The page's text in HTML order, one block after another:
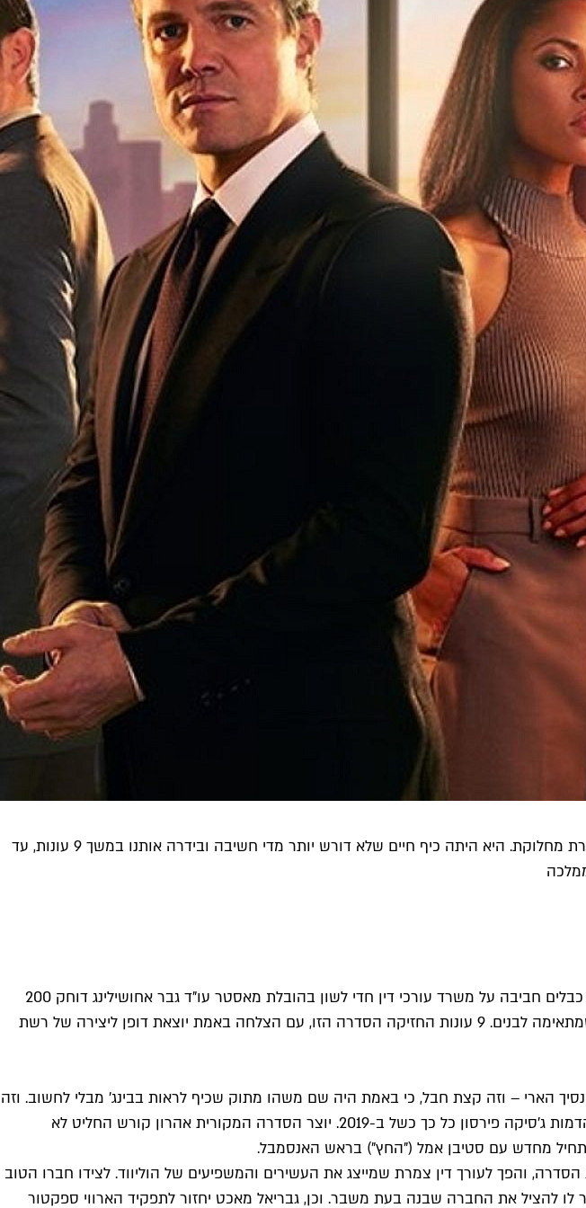
היו היתה היתה סדרת עורכי דין חמודה, עם דמות כריזמטית בשם הארווי ספקטר ונסיכה אנגלית מעוררת מחלוקת. היא היתה כיף חיים שלא דורש יותר מדי חשיבה ובידרה אותנו במשך 9 עונות, עד
הסיפור של הדרמה הקומית המשפטית Suits הוא ללא ספק אחד המוזרים – זו היתה סתם עוד סדרת כבלים חביבה על משרד עורכי דין חדי לשון בהובלת מאסטר עו"ד גבר אחושילינג דוחק 200
בנצ' פרס במכון, אבל משהו בכמיה והכתיבה השנונה הפך אותה ללהיט, סוג של 'האנטומיה של גריי' שמתאימה לבנים. 9 עונות החזיקה הסדרה הזו, עם הצלחה באמת יוצאת דופן ליצירה של רשת
הארי – וזה קצת חבל, כי באמת היה שם משהו מתוק שכיף לראות בבינג' מבלי לחשוב. וזה
בדיוק מה שמתיימר הספין-אוף החדש "Suits: לוס אנג'לס" לתת בחזרה לקהל, אולי כי הספין-אוף על הדמות ג'סיקה פירסון כל כך כשל ב-2019. יוצר הסדרה המקורית אהרון קורש החליט לא
מחדש עם סטיבן אמל ("החץ") בראש האנסמבל.
בלאק (אמל), תובע מחוזי שעזב את ניו יורק 15 שנים לפני פתיחת הסדרה, והפך לעורך דין צמרת שמייצג את העשירים והמשפיעים של הוליווד. לצידו חברו הטוב
להציל את החברה שבנה בעת משבר. וכן, גבריאל מאכט יחזור לתפקיד הארווי ספקטור